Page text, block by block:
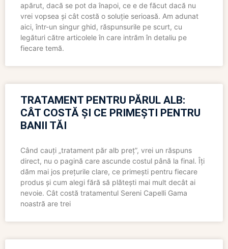
apărut, dacă se pot da înapoi, ce e de făcut dacă nu
vrei vopsea și cât costă o soluție serioasă. Am adunat
aici, într-un singur ghid, răspunsurile pe scurt, cu
legături către articolele în care intrăm în detaliu pe
fiecare temă.
TRATAMENT PENTRU PĂRUL ALB:
CÂT COSTĂ ȘI CE PRIMEȘTI PENTRU
BANII TĂI
Când cauți „tratament păr alb preț”, vrei un răspuns
direct, nu o pagină care ascunde costul până la final. Îți
dăm mai jos prețurile clare, ce primești pentru fiecare
produs și cum alegi fără să plătești mai mult decât ai
nevoie. Cât costă tratamentul Sereni Capelli Gama
noastră are trei